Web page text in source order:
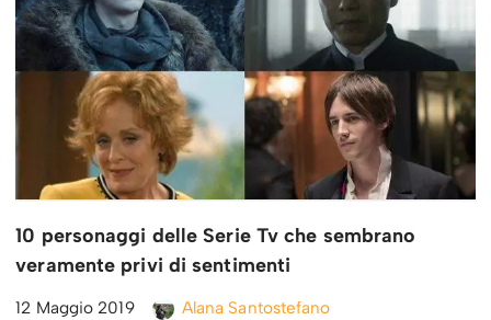
10 personaggi delle Serie Tv che sembrano
veramente privi di sentimenti
12 Maggio 2019 Alana Santostefano